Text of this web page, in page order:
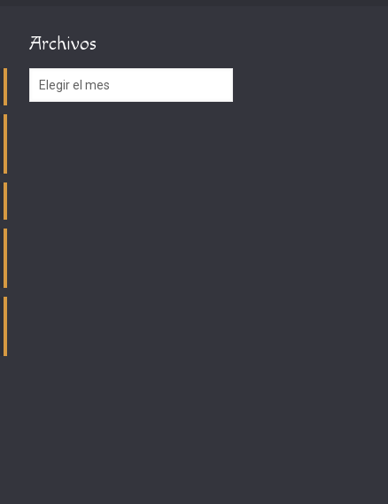
Archivos
Archivos